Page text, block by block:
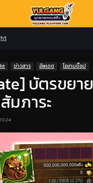
ข่าวสาร อัพเดต ไอเทมช๊อป
บัตรขยา
มภาระ